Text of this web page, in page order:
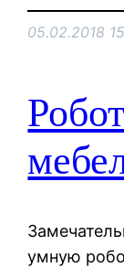
05.02.2018
умную